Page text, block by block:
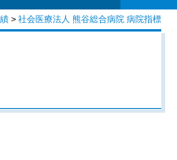
> 社会医療法人 熊谷総合病院 病院指標